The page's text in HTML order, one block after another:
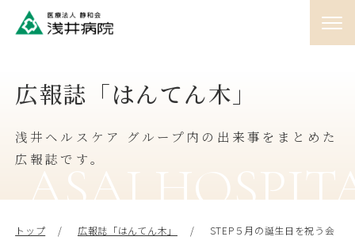
♯01 外来
♯02 入院
♯03 訪問
広報誌「はんてん木」
浅井ヘルスケア グループ内の出来事をまとめた
広報誌です。
ASAI
トップ 広報誌「はんてん木」 STEP５月の誕生日を祝う会